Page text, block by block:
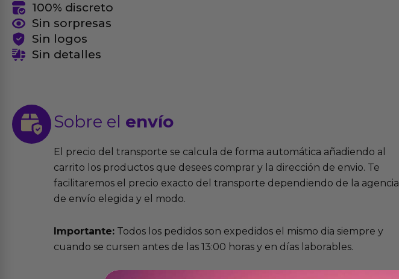
100% discreto
Sin sorpresas
Sin logos
Sin detalles
Sobre el envío
El precio del transporte se calcula de forma automática añadiendo al
carrito los productos que desees comprar y la dirección de envio. Te
facilitaremos el precio exacto del transporte dependiendo de la agencia
de envío elegida y el modo.
Importante: Todos los pedidos son expedidos el mismo dia siempre y
cuando se cursen antes de las 13:00 horas y en días laborables.